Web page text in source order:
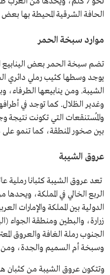
الحافة الشرقية المحيطة بها بعض
موارد سبخة الحمر
تضم سبخة الحمر بعض
يوجد وسطها كثيب رملي دائري
الشيبة. ومن ينابيعها الطرفاء،
وغدير الظلال. كما توجد في
والمُستنقعات التي تكونت
بين صخور المنطقة، كما تنمو
عروق الشيبة
تعد عروق الشيبة كثبانا
الربع الخالي في المملكة،
الدولية بين المملكة والإمارات
زرارة، والبطين ومنطقة الجواء
الجنوب رملة الغافة والعروق
وسبخة أم السميم والجدة، ومن
وتتكون عروق الشيبة من كثبان